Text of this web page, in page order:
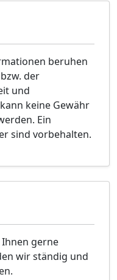
beruhen
der
und
keine Gewähr
Ein
sind vorbehalten.
Ihnen gerne
wir ständig und